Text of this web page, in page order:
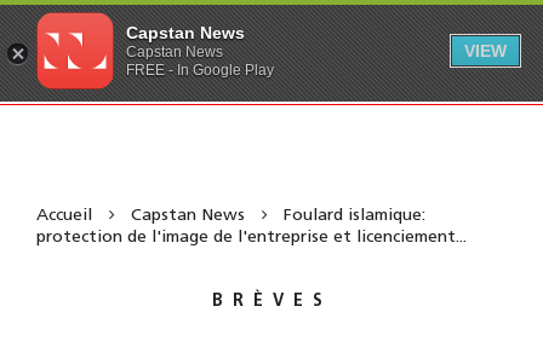
Accueil Capstan News
Foulard islamique:
protection de l'image de l'entreprise et licenciement...
BRÈVES
Capstan News
Capstan News
FREE - In Google Play
VIEW